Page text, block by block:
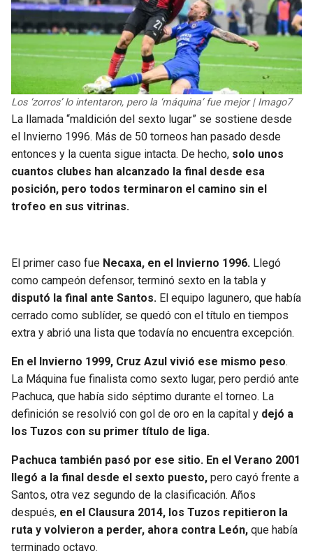
Los ‘zorros’ lo intentaron, pero la ‘máquina’ fue mejor | Imago7
La llamada “maldición del sexto lugar” se sostiene desde
el Invierno 1996. Más de 50 torneos han pasado desde
entonces y la cuenta sigue intacta. De hecho, solo unos
cuantos clubes han alcanzado la final desde esa
posición, pero todos terminaron el camino sin el
trofeo en sus vitrinas.
El primer caso fue Necaxa, en el Invierno 1996. Llegó
como campeón defensor, terminó sexto en la tabla y
disputó la final ante Santos. El equipo lagunero, que había
cerrado como sublíder, se quedó con el título en tiempos
extra y abrió una lista que todavía no encuentra excepción.
En el Invierno 1999, Cruz Azul vivió ese mismo peso.
La Máquina fue finalista como sexto lugar, pero perdió ante
Pachuca, que había sido séptimo durante el torneo. La
definición se resolvió con gol de oro en la capital y dejó a
los Tuzos con su primer título de liga.
Pachuca también pasó por ese sitio. En el Verano 2001
llegó a la final desde el sexto puesto, pero cayó frente a
Santos, otra vez segundo de la clasificación. Años
después, en el Clausura 2014, los Tuzos repitieron la
ruta y volvieron a perder, ahora contra León, que había
terminado octavo.